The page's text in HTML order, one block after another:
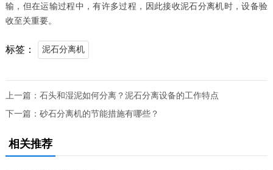
输，但在运输过程中，有许多过程，因此接收泥石分离机时，设备验
收至关重要。
标签： 泥石分离机
上一篇： 石头和湿泥如何分离？泥石分离设备的工作特点
下一篇： 砂石分离机的节能措施有哪些？
相关推荐